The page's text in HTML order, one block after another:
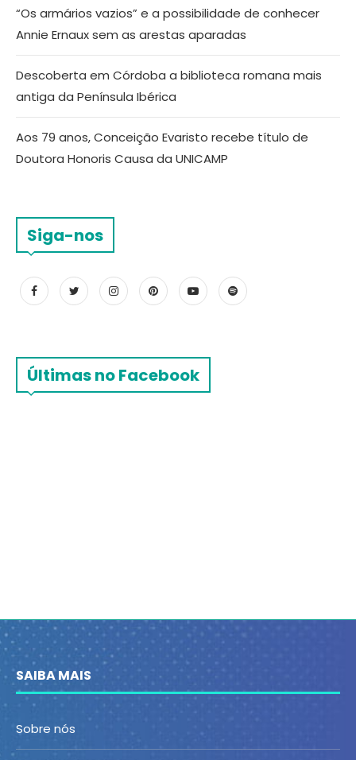
“Os armários vazios” e a possibilidade de conhecer
Annie Ernaux sem as arestas aparadas
Descoberta em Córdoba a biblioteca romana mais
antiga da Península Ibérica
Aos 79 anos, Conceição Evaristo recebe título de
Doutora Honoris Causa da UNICAMP
Siga-nos
Últimas no Facebook
SAIBA MAIS
Sobre nós